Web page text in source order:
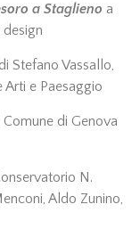
a Staglieno a
Stefano Vassallo,
Arti e Paesaggio
di Genova
N.
Aldo Zunino,